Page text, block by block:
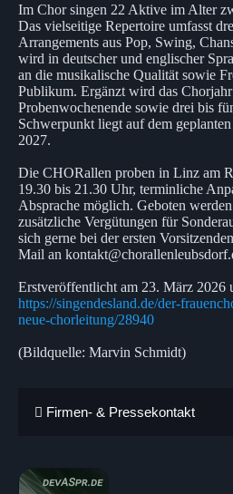
Im Chor singen 22 Aktive im Alter
Das vielseitige Repertoire umfasst
Arrangements aus Pop, Swing,
wird in deutscher und englischer
an die musikalische Qualität sowie
Publikum. Ergänzt wird das
Probenwochenende sowie drei bis
Schwerpunkt liegt auf dem
2027.
Die CHORallen proben in Linz am
19.30 bis 21.30 Uhr, terminliche
Absprache möglich. Geboten
zusätzliche Vergütungen für
sich gerne bei der ersten
Mail an
Erstveröffentlicht am 23. März 2026
https://singendesland.de/der-
neue-chorleitung/28940
(Bildquelle: Marvin Schmidt)
Firmen- & Pressekontakt